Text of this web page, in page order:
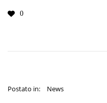
0
Postato in: News